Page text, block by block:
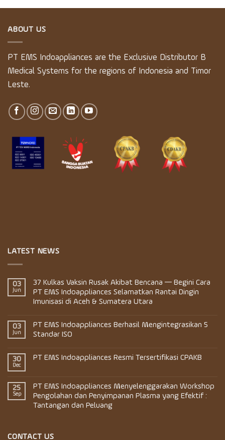
ABOUT US
PT EMS Indoappliances are the Exclusive Distributor B
Medical Systems for the regions of Indonesia and Timor
Leste.
LATEST NEWS
03
Jun
37 Kulkas Vaksin Rusak Akibat Bencana — Begini Cara
PT EMS Indoappliances Selamatkan Rantai Dingin
Imunisasi di Aceh & Sumatera Utara
03
Jun
PT EMS Indoappliances Berhasil Mengintegrasikan 5
Standar ISO
30
Dec
PT EMS Indoappliances Resmi Tersertifikasi CPAKB
25
Sep
PT EMS Indoappliances Menyelenggarakan Workshop
Pengolahan dan Penyimpanan Plasma yang Efektif :
Tantangan dan Peluang
CONTACT US